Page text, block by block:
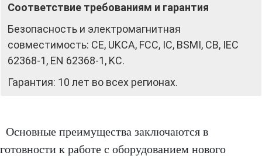
Соответствие требованиям и гарантия
Безопасность и электромагнитная
совместимость: CE, UKCA, FCC, IC, BSMI, CB, IEC
62368‑1, EN 62368‑1, KC.
Гарантия: 10 лет во всех регионах.
Основные преимущества заключаются в
готовности к работе с оборудованием нового